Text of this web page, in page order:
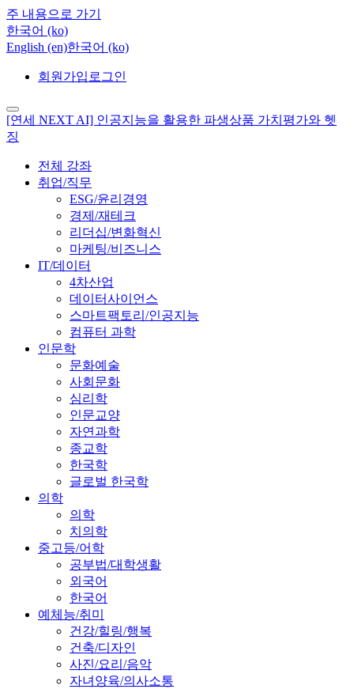
주 내용으로 가기
한국어 ‎(ko)‎
English ‎(en)‎한국어 ‎(ko)‎
회원가입 로그인
[연세 NEXT AI] 인공지능을 활용한 파생상품 가치평가와 헷
징
전체 강좌
취업/직무
ESG/윤리경영
경제/재테크
리더십/변화혁신
마케팅/비즈니스
IT/데이터
4차산업
데이터사이언스
스마트팩토리/인공지능
컴퓨터 과학
인문학
문화예술
사회문화
심리학
인문교양
자연과학
종교학
한국학
글로벌 한국학
의학
의학
치의학
중고등/어학
공부법/대학생활
외국어
한국어
예체능/취미
건강/힐링/행복
건축/디자인
사진/요리/음악
자녀양육/의사소통